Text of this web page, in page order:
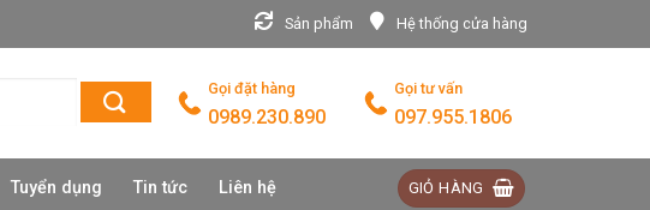
Sản phẩm Hệ thống cửa hàng
Gọi đặt hàng
0989.230.890
Gọi tư vấn
097.955.1806
Tuyển dụng Tin tức Liên hệ GIỎ HÀNG